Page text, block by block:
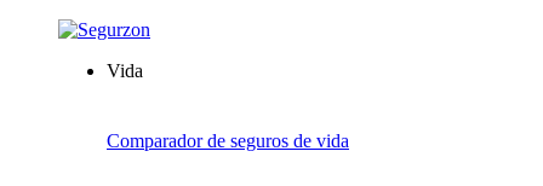
Vida
Comparador de seguros de vida